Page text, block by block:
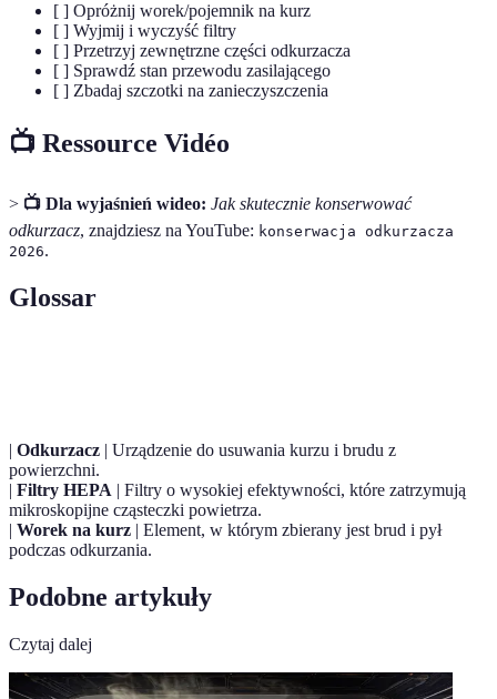
[ ] Opróżnij worek/pojemnik na kurz
[ ] Wyjmij i wyczyść filtry
[ ] Przetrzyj zewnętrzne części odkurzacza
[ ] Sprawdź stan przewodu zasilającego
[ ] Zbadaj szczotki na zanieczyszczenia
📺 Ressource Vidéo
> 📺 Dla wyjaśnień wideo: Jak skutecznie konserwować
odkurzacz, znajdziesz na YouTube: konserwacja odkurzacza
2026.
Glossar
| Odkurzacz | Urządzenie do usuwania kurzu i brudu z
powierzchni.
| Filtry HEPA | Filtry o wysokiej efektywności, które zatrzymują
mikroskopijne cząsteczki powietrza.
| Worek na kurz | Element, w którym zbierany jest brud i pył
podczas odkurzania.
Podobne artykuły
Czytaj dalej